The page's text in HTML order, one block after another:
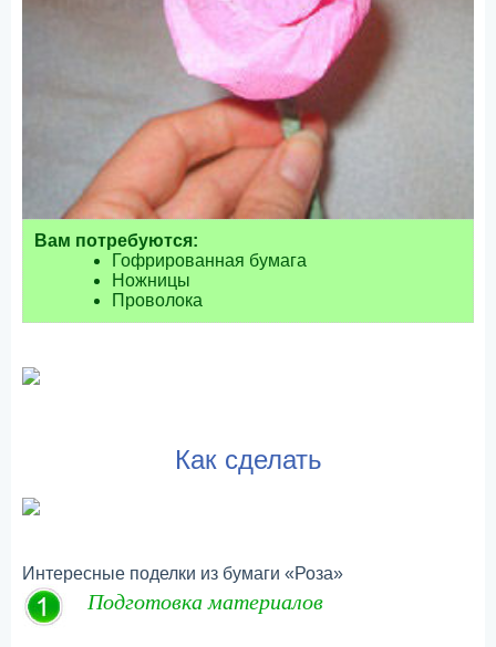
Вам потребуются:
Гофрированная бумага
Ножницы
Проволока
Как сделать
Интересные поделки из бумаги «Роза»
Подготовка материалов